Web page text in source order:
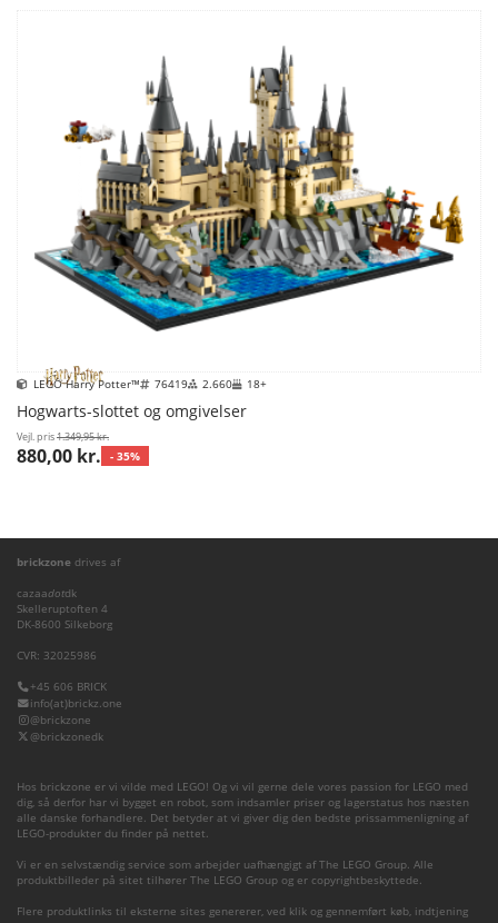
LEGO Harry Potter™ 76419 2.660 18+
Hogwarts-slottet og omgivelser
Vejl. pris1.349,95 kr.
880,00 kr. - 35%
brickzone drives af
cazaadotdk
Skelleruptoften 4
DK-8600 Silkeborg
CVR: 32025986
+45 606 BRICK
info(at)brickz.one
@brickzone
@brickzonedk
Hos brickzone er vi vilde med LEGO! Og vi vil gerne dele vores passion for LEGO med
dig, så derfor har vi bygget en robot, som indsamler priser og lagerstatus hos næsten
alle danske forhandlere. Det betyder at vi giver dig den bedste prissammenligning af
LEGO-produkter du finder på nettet.
Vi er en selvstændig service som arbejder uafhængigt af The LEGO Group. Alle
produktbilleder på sitet tilhører The LEGO Group og er copyrightbeskyttede.
Flere produktlinks til eksterne sites genererer, ved klik og gennemført køb, indtjening